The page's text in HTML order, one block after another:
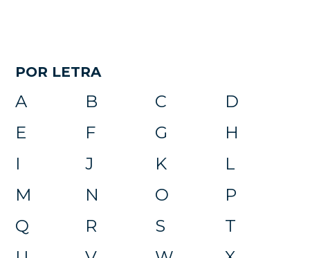
POR LETRA
A B C
D
E
F G
H
I
J K
L
M
N O
P
Q
R S
T